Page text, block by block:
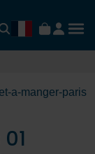
a-manger-paris